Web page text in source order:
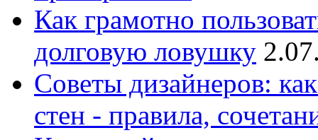
Как грамотно
долговую ловушку
Советы дизайнеров:
стен - правила,